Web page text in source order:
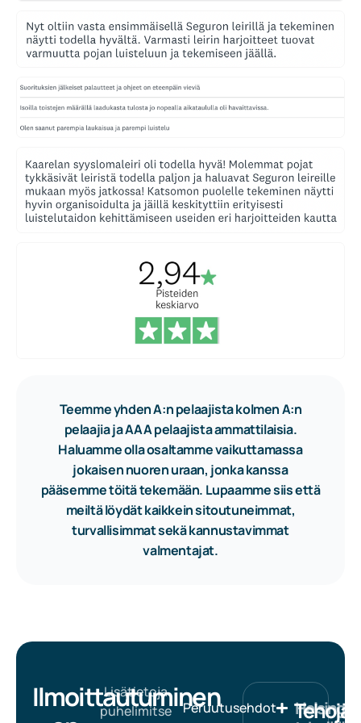
Teemme yhden A:n pelaajista kolmen A:n
pelaajia ja AAA pelaajista ammattilaisia.
Haluamme olla osaltamme vaikuttamassa
jokaisen nuoren uraan, jonka kanssa
pääsemme töitä tekemään. Lupaamme siis että
meiltä löydät kaikkein sitoutuneimmat,
turvallisimmat sekä kannustavimmat
valmentajat.
Ilmoittautuminen
Lisätietoja
puhelimitse
Peruutusehdot
Helsingin